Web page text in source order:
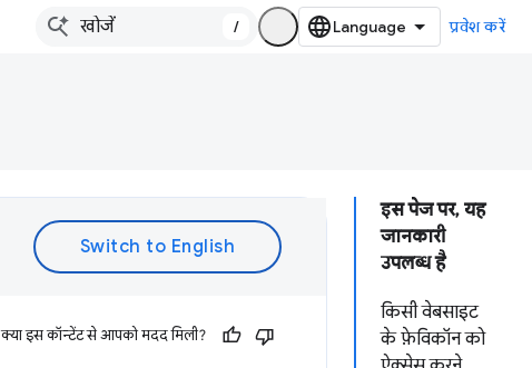
/ प्रवेश करें
इस पेज पर, यह
जानकारी
उपलब्ध है
किसी वेबसाइट
के फ़ेविकॉन को
क्या इस कॉन्टेंट से आपको मदद मिली?